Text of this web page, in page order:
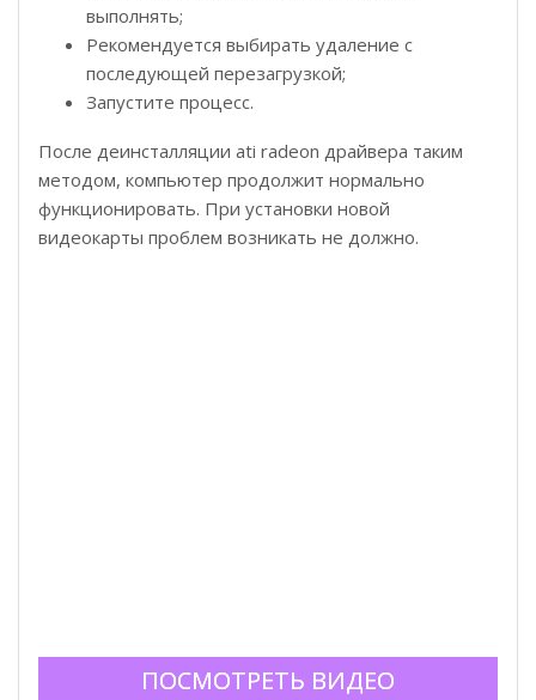
выполнять;
Рекомендуется выбирать удаление с
последующей перезагрузкой;
Запустите процесс.
После деинсталляции ati radeon драйвера таким
методом, компьютер продолжит нормально
функционировать. При установки новой
видеокарты проблем возникать не должно.
ПОСМОТРЕТЬ ВИДЕО